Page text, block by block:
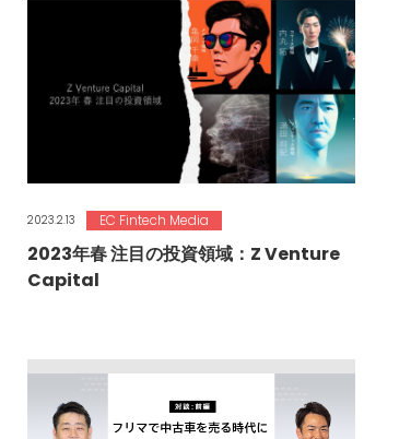
2023.2.13 EC Fintech Media
2023年春 注目の投資領域：Z Venture
Capital